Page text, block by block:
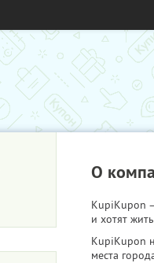
О
KupiKupon
и хотят
KupiKupon
места